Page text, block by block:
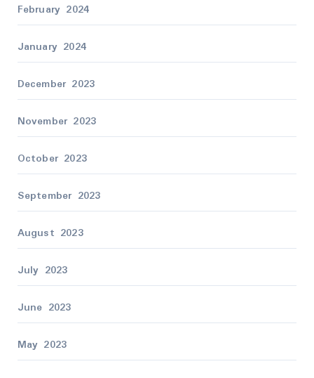
February 2024
January 2024
December 2023
November 2023
October 2023
September 2023
August 2023
July 2023
June 2023
May 2023